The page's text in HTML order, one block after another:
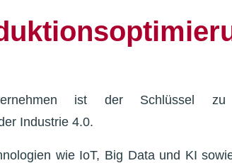
ist der Schlüssel
Industrie 4.0.
wie IoT, Big Data und KI